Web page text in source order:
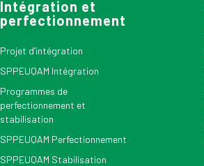
Intégration et
perfectionnement
Projet d’intégration
SPPEUQAM Intégration
Programmes de
perfectionnement et
stabilisation
SPPEUQAM Perfectionnement
SPPEUQAM Stabilisation